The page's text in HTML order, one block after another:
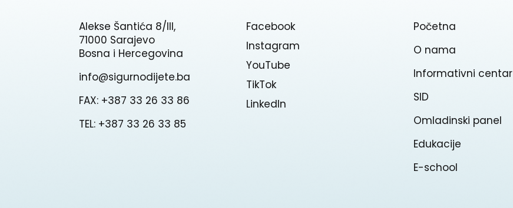
Alekse Šantića 8/III,
71000 Sarajevo
Bosna i Hercegovina
info@sigurnodijete.ba
FAX: +387 33 26 33 86
TEL: +387 33 26 33 85
Facebook
Instagram
YouTube
TikTok
Linkedln
Početna
O nama
Informativni centar
SID
Omladinski panel
Edukacije
E-school